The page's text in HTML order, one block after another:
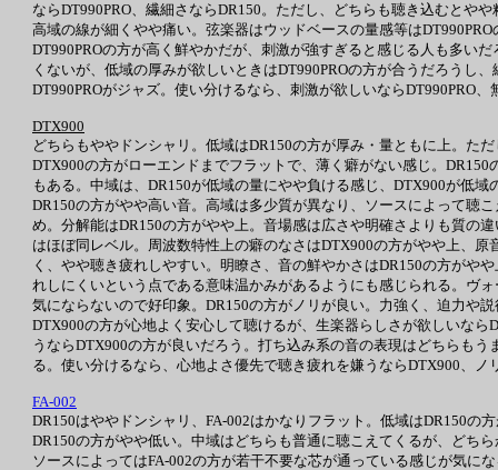
ならDT990PRO、繊細さならDR150。ただし、どちらも聴き込むとや
高域の線が細くやや痛い。弦楽器はウッドベースの量感等は
DT990PROの方が高く鮮やかだが、刺激が強すぎると感じる人も多い
くないが、低域の厚みが欲しいときはDT990PROの方が合うだろうし
DT990PROがジャズ。使い分けるなら、刺激が欲しいならDT990PRO
DTX900
どちらもややドンシャリ。低域はDR150の方が厚み・量ともに上。た
DTX900の方がローエンドまでフラットで、薄く癖がない感じ。
もある。中域は、DR150が低域の量にやや負ける感じ、DTX900が低
DR150の方がやや高い音。高域は多少質が異なり、ソースによって聴
め。分解能はDR150の方がやや上。音場感は広さや明確さよりも質の
はほぼ同レベル。周波数特性上の癖のなさはDTX900の方がやや上、
く、やや聴き疲れしやすい。明瞭さ、音の鮮やかさはDR150の方がや
れしにくいという点である意味温かみがあるようにも感じられる。ヴ
気にならないので好印象。DR150の方がノリが良い。力強く、迫力や
DTX900の方が心地よく安心して聴けるが、生楽器らしさが欲しいな
うならDTX900の方が良いだろう。打ち込み系の音の表現はどちらも
る。使い分けるなら、心地よさ優先で聴き疲れを嫌うならDTX900、
FA-002
DR150はややドンシャリ、FA-002はかなりフラット。低域はDR150の
DR150の方がやや低い。中域はどちらも普通に聴こえてくるが、どち
ソースによってはFA-002の方が若干不要な芯が通っている感じが気に